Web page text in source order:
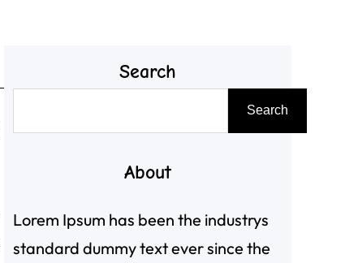
Search
尋
Search
About
Lorem Ipsum has been the industrys
standard dummy text ever since the